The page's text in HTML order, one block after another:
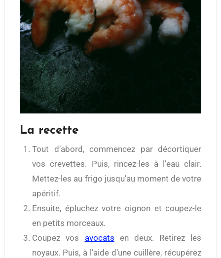
La recette
Tout d’abord, commencez par décortiquer
vos crevettes. Puis, rincez-les à l’eau clair.
Mettez-les au frigo jusqu’au moment de votre
apéritif.
Ensuite, épluchez votre oignon et coupez-le
en petits morceaux.
Coupez vos avocats en deux. Retirez les
noyaux. Puis, à l’aide d’une cuillère, récupérez